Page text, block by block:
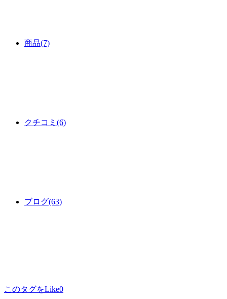
商品(7)
クチコミ (6)
ブログ(63)
このタグをLike0